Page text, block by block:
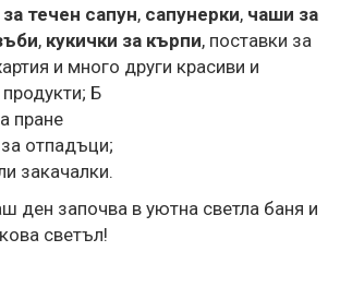
течен сапун, сапунерки, чаши за
, кукички за кърпи, поставки за
и много други красиви и
Б
пране
отпадъци;
закачалки.
ден започва в уютна светла баня и
светъл!